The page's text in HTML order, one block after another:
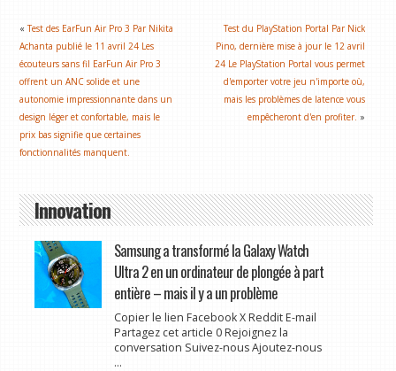
«Test des EarFun Air Pro 3 Par Nikita
Achanta publié le 11 avril 24 Les
écouteurs sans fil EarFun Air Pro 3
offrent un ANC solide et une
autonomie impressionnante dans un
design léger et confortable, mais le
prix bas signifie que certaines
fonctionnalités manquent.
Test du PlayStation Portal Par Nick
Pino, dernière mise à jour le 12 avril
24 Le PlayStation Portal vous permet
d'emporter votre jeu n'importe où,
mais les problèmes de latence vous
empêcheront d'en profiter. »
Innovation
Samsung a transformé la Galaxy Watch
Ultra 2 en un ordinateur de plongée à part
entière – mais il y a un problème
Copier le lien Facebook X Reddit E-mail
Partagez cet article 0 Rejoignez la
conversation Suivez-nous Ajoutez-nous
...